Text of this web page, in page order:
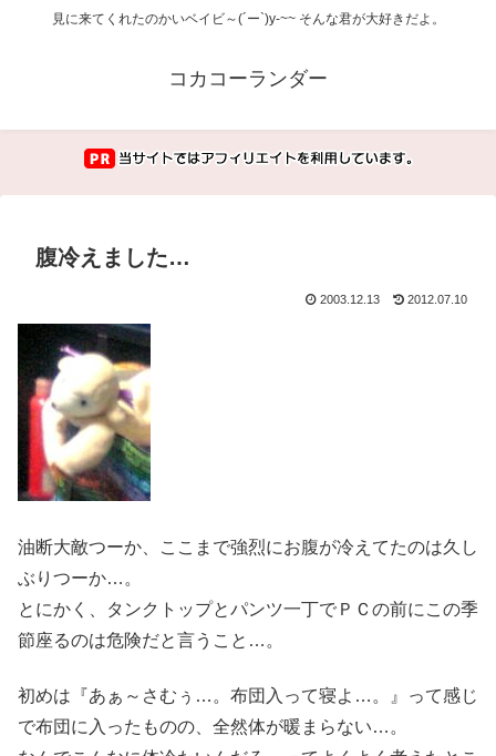
見に来てくれたのかいベイビ～(´ー`)y-~~ そんな君が大好きだよ。
コカコーランダー
腹冷えました…
2003.12.13 2012.07.10
油断大敵つーか、ここまで強烈にお腹が冷えてたのは久し
ぶりつーか…。
とにかく、タンクトップとパンツ一丁でＰＣの前にこの季
節座るのは危険だと言うこと…。
初めは『あぁ～さむぅ…。布団入って寝よ…。』って感じ
で布団に入ったものの、全然体が暖まらない…。